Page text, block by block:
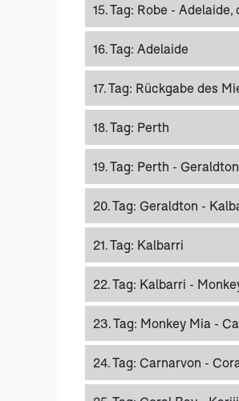
15. Tag: Robe - Adelaide,
16. Tag: Adelaide
17. Tag: Rückgabe des
18. Tag: Perth
19. Tag: Perth -
20. Tag: Geraldton -
21. Tag: Kalbarri
22. Tag: Kalbarri -
23. Tag: Monkey Mia -
24. Tag: Carnarvon -